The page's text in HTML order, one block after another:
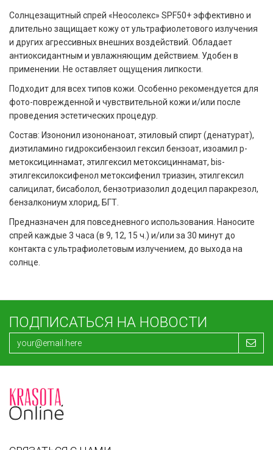
Солнцезащитный спрей «Неосолекс» SPF50+ эффективно и
длительно защищает кожу от ультрафиолетового излучения
и других агрессивных внешних воздействий. Обладает
антиоксидантным и увлажняющим действием. Удобен в
применении. Не оставляет ощущения липкости.
Подходит для всех типов кожи. Особенно рекомендуется для
фото-поврежденной и чувствительной кожи и/или после
проведения эстетических процедур.
Состав: Изононил изононаноат, этиловый спирт (денатурат),
диэтиламино гидроксибензоил гексил бензоат, изоамил p-
метоксициннамат, этилгексил метоксициннамат, bis-
этилгексилоксифенол метоксифенил триазин, этилгексил
салицилат, бисаболол, бензотриазолил додецил паракрезол,
бензалкониум хлорид, БГТ.
Предназначен для повседневного использования. Наносите
спрей каждые 3 часа (в 9, 12, 15 ч.) и/или за 30 минут до
контакта с ультрафиолетовым излучением, до выхода на
солнце.
ПОДПИСАТЬСЯ НА НОВОСТИ